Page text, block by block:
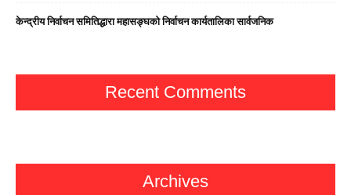
केन्द्रीय निर्वाचन समितिद्धारा महासङ्घको निर्वाचन कार्यतालिका सार्वजनिक
Recent Comments
Archives